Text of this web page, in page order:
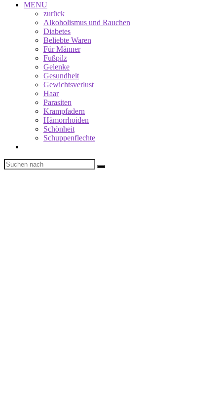
MENU
zurück
Alkoholismus und Rauchen
Diabetes
Beliebte Waren
Für Männer
Fußpilz
Gelenke
Gesundheit
Gewichtsverlust
Haar
Parasiten
Krampfadern
Hämorrhoiden
Schönheit
Schuppenflechte